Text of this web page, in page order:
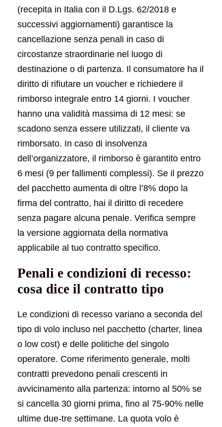
(recepita in Italia con il D.Lgs. 62/2018 e
successivi aggiornamenti) garantisce la
cancellazione senza penali in caso di
circostanze straordinarie nel luogo di
destinazione o di partenza. Il consumatore ha il
diritto di rifiutare un voucher e richiedere il
rimborso integrale entro 14 giorni. I voucher
hanno una validità massima di 12 mesi: se
scadono senza essere utilizzati, il cliente va
rimborsato. In caso di insolvenza
dell’organizzatore, il rimborso è garantito entro
6 mesi (9 per fallimenti complessi). Se il prezzo
del pacchetto aumenta di oltre l’8% dopo la
firma del contratto, hai il diritto di recedere
senza pagare alcuna penale. Verifica sempre
la versione aggiornata della normativa
applicabile al tuo contratto specifico.
Penali e condizioni di recesso:
cosa dice il contratto tipo
Le condizioni di recesso variano a seconda del
tipo di volo incluso nel pacchetto (charter, linea
o low cost) e delle politiche del singolo
operatore. Come riferimento generale, molti
contratti prevedono penali crescenti in
avvicinamento alla partenza: intorno al 50% se
si cancella 30 giorni prima, fino al 75-90% nelle
ultime due-tre settimane. La quota volo è